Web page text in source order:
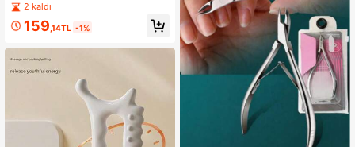
Masaj Tarağı, Baş, Yüz ve Boyun G
evşetme İçin Taşınabilir Akupresür
Masaj Aleti
2 kaldı
159 ,14TL -1%